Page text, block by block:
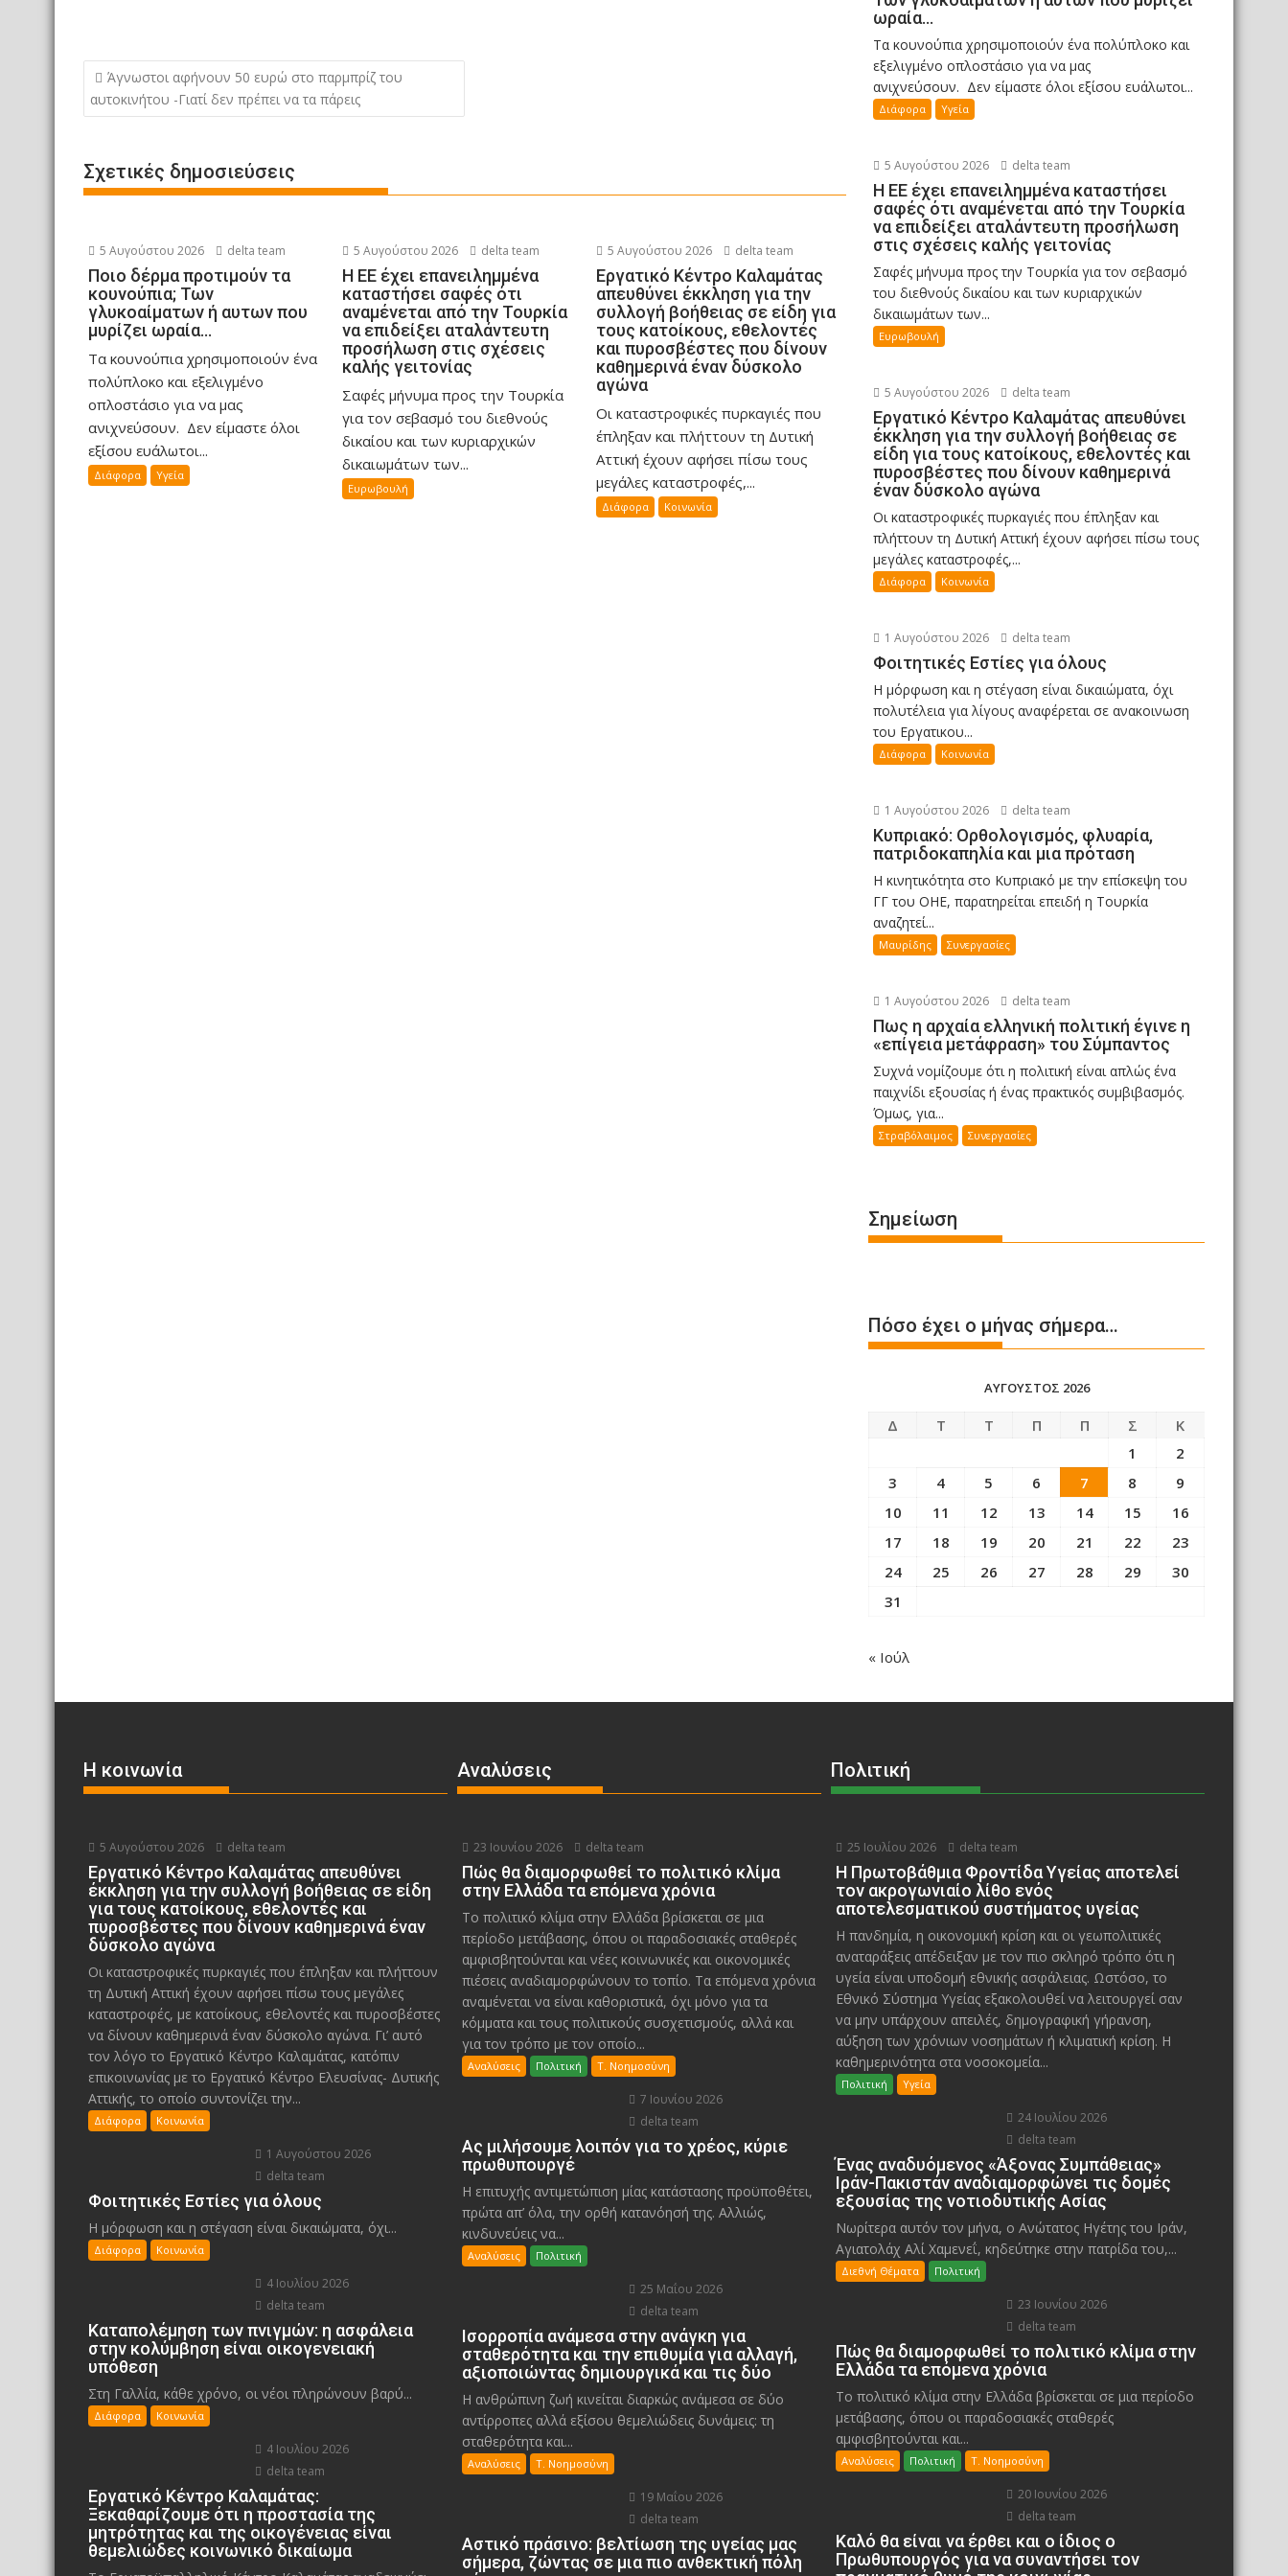
Πλοήγηση
άρθρων
Άγνωστοι αφήνουν 50 ευρώ στο παρμπρίζ του
αυτοκινήτου -Γιατί δεν πρέπει να τα πάρεις
Σχετικές δημοσιεύσεις
5 Αυγούστου 2026 delta team
Ποιο δέρμα προτιμούν τα
κουνούπια; Των
γλυκοαίματων ή αυτων που
μυρίζει ωραία…
Τα κουνούπια χρησιμοποιούν ένα
πολύπλοκο και εξελιγμένο
οπλοστάσιο για να μας
ανιχνεύσουν. Δεν είμαστε όλοι
εξίσου ευάλωτοι...
Διάφορα Υγεία
5 Αυγούστου 2026 delta team
Η ΕΕ έχει επανειλημμένα
καταστήσει σαφές ότι
αναμένεται από την Τουρκία
να επιδείξει αταλάντευτη
προσήλωση στις σχέσεις
καλής γειτονίας
Σαφές μήνυμα προς την Τουρκία
για τον σεβασμό του διεθνούς
δικαίου και των κυριαρχικών
δικαιωμάτων των...
Ευρωβουλή
5 Αυγούστου 2026 delta team
Εργατικό Κέντρο Καλαμάτας
απευθύνει έκκληση για την
συλλογή βοήθειας σε είδη για
τους κατοίκους, εθελοντές
και πυροσβέστες που δίνουν
καθημερινά έναν δύσκολο
αγώνα
Οι καταστροφικές πυρκαγιές που
έπληξαν και πλήττουν τη Δυτική
Αττική έχουν αφήσει πίσω τους
μεγάλες καταστροφές,...
Διάφορα Κοινωνία
ωραία…
Τα κουνούπια χρησιμοποιούν ένα πολύπλοκο και
εξελιγμένο οπλοστάσιο για να μας
ανιχνεύσουν. Δεν είμαστε όλοι εξίσου ευάλωτοι...
Διάφορα Υγεία
5 Αυγούστου 2026 delta team
Η ΕΕ έχει επανειλημμένα καταστήσει
σαφές ότι αναμένεται από την Τουρκία
να επιδείξει αταλάντευτη προσήλωση
στις σχέσεις καλής γειτονίας
Σαφές μήνυμα προς την Τουρκία για τον σεβασμό
του διεθνούς δικαίου και των κυριαρχικών
δικαιωμάτων των...
Ευρωβουλή
5 Αυγούστου 2026 delta team
Εργατικό Κέντρο Καλαμάτας απευθύνει
έκκληση για την συλλογή βοήθειας σε
είδη για τους κατοίκους, εθελοντές και
πυροσβέστες που δίνουν καθημερινά
έναν δύσκολο αγώνα
Οι καταστροφικές πυρκαγιές που έπληξαν και
πλήττουν τη Δυτική Αττική έχουν αφήσει πίσω τους
μεγάλες καταστροφές,...
Διάφορα Κοινωνία
1 Αυγούστου 2026 delta team
Φοιτητικές Εστίες για όλους
Η μόρφωση και η στέγαση είναι δικαιώματα, όχι
πολυτέλεια για λίγους αναφέρεται σε ανακοινωση
του Εργατικου...
Διάφορα Κοινωνία
1 Αυγούστου 2026 delta team
Κυπριακό: Ορθολογισμός, φλυαρία,
πατριδοκαπηλία και μια πρόταση
Η κινητικότητα στο Κυπριακό με την επίσκεψη του
ΓΓ του ΟΗΕ, παρατηρείται επειδή η Τουρκία
αναζητεί...
Μαυρίδης Συνεργασίες
1 Αυγούστου 2026 delta team
Πως η αρχαία ελληνική πολιτική έγινε η
«επίγεια μετάφραση» του Σύμπαντος
Συχνά νομίζουμε ότι η πολιτική είναι απλώς ένα
παιχνίδι εξουσίας ή ένας πρακτικός συμβιβασμός.
Όμως, για...
Στραβόλαιμος Συνεργασίες
Σημείωση
Πόσο έχει ο μήνας σήμερα…
ΑΎΓΟΥΣΤΟΣ 2026
Δ Τ Τ Π Π Σ
Κ
1
2
3
4 5 6 7 8
9
10
11 12 13 14 15
16
17
18 19 20 21 22
23
24
25 26 27 28 29
30
31
« Ιούλ
Η κοινωνία
5 Αυγούστου 2026 delta team
Εργατικό Κέντρο Καλαμάτας απευθύνει
έκκληση για την συλλογή βοήθειας σε είδη
για τους κατοίκους, εθελοντές και
πυροσβέστες που δίνουν καθημερινά έναν
δύσκολο αγώνα
Οι καταστροφικές πυρκαγιές που έπληξαν και πλήττουν
τη Δυτική Αττική έχουν αφήσει πίσω τους μεγάλες
καταστροφές, με κατοίκους, εθελοντές και πυροσβέστες
να δίνουν καθημερινά έναν δύσκολο αγώνα. Γι’ αυτό
τον λόγο το Εργατικό Κέντρο Καλαμάτας, κατόπιν
επικοινωνίας με το Εργατικό Κέντρο Ελευσίνας- Δυτικής
Αττικής, το οποίο συντονίζει την...
Διάφορα Κοινωνία
1 Αυγούστου 2026
delta team
Φοιτητικές Εστίες για όλους
Η μόρφωση και η στέγαση είναι δικαιώματα, όχι...
Διάφορα Κοινωνία
4 Ιουλίου 2026
delta team
Καταπολέμηση των πνιγμών: η ασφάλεια
στην κολύμβηση είναι οικογενειακή
υπόθεση
Στη Γαλλία, κάθε χρόνο, οι νέοι πληρώνουν βαρύ...
Διάφορα Κοινωνία
4 Ιουλίου 2026
delta team
Εργατικό Κέντρο Καλαμάτας:
Ξεκαθαρίζουμε ότι η προστασία της
μητρότητας και της οικογένειας είναι
θεμελιώδες κοινωνικό δικαίωμα
Αναλύσεις
23 Ιουνίου 2026 delta team
Πώς θα διαμορφωθεί το πολιτικό κλίμα
στην Ελλάδα τα επόμενα χρόνια
Το πολιτικό κλίμα στην Ελλάδα βρίσκεται σε μια
περίοδο μετάβασης, όπου οι παραδοσιακές σταθερές
αμφισβητούνται και νέες κοινωνικές και οικονομικές
πιέσεις αναδιαμορφώνουν το τοπίο. Τα επόμενα χρόνια
αναμένεται να είναι καθοριστικά, όχι μόνο για τα
κόμματα και τους πολιτικούς συσχετισμούς, αλλά και
για τον τρόπο με τον οποίο...
Αναλύσεις Πολιτική Τ. Νοημοσύνη
7 Ιουνίου 2026
delta team
Ας μιλήσουμε λοιπόν για το χρέος, κύριε
πρωθυπουργέ
Η επιτυχής αντιμετώπιση μίας κατάστασης προϋποθέτει,
πρώτα απ’ όλα, την ορθή κατανόησή της. Αλλιώς,
κινδυνεύεις να...
Αναλύσεις Πολιτική
25 Μαΐου 2026
delta team
Ισορροπία ανάμεσα στην ανάγκη για
σταθερότητα και την επιθυμία για αλλαγή,
αξιοποιώντας δημιουργικά και τις δύο
Η ανθρώπινη ζωή κινείται διαρκώς ανάμεσα σε δύο
αντίρροπες αλλά εξίσου θεμελιώδεις δυνάμεις: τη
σταθερότητα και...
Αναλύσεις Τ. Νοημοσύνη
19 Μαΐου 2026
delta team
Αστικό πράσινο: βελτίωση της υγείας μας
σήμερα, ζώντας σε μια πιο ανθεκτική πόλη
Πολιτική
25 Ιουλίου 2026 delta team
Η Πρωτοβάθμια Φροντίδα Υγείας αποτελεί
τον ακρογωνιαίο λίθο ενός
αποτελεσματικού συστήματος υγείας
Η πανδημία, η οικονομική κρίση και οι γεωπολιτικές
αναταράξεις απέδειξαν με τον πιο σκληρό τρόπο ότι η
υγεία είναι υποδομή εθνικής ασφάλειας. Ωστόσο, το
Εθνικό Σύστημα Υγείας εξακολουθεί να λειτουργεί σαν
να μην υπάρχουν απειλές, δημογραφική γήρανση,
αύξηση των χρόνιων νοσημάτων ή κλιματική κρίση. Η
καθημερινότητα στα νοσοκομεία...
Πολιτική Υγεία
24 Ιουλίου 2026
delta team
Ένας αναδυόμενος «Άξονας Συμπάθειας»
Ιράν-Πακιστάν αναδιαμορφώνει τις δομές
εξουσίας της νοτιοδυτικής Ασίας
Νωρίτερα αυτόν τον μήνα, ο Ανώτατος Ηγέτης του Ιράν,
Αγιατολάχ Αλί Χαμενεΐ, κηδεύτηκε στην πατρίδα του,...
Διεθνή Θέματα Πολιτική
23 Ιουνίου 2026
delta team
Πώς θα διαμορφωθεί το πολιτικό κλίμα στην
Ελλάδα τα επόμενα χρόνια
Το πολιτικό κλίμα στην Ελλάδα βρίσκεται σε μια περίοδο
μετάβασης, όπου οι παραδοσιακές σταθερές
αμφισβητούνται και...
Αναλύσεις Πολιτική Τ. Νοημοσύνη
20 Ιουνίου 2026
delta team
Καλό θα είναι να έρθει και ο ίδιος ο
Πρωθυπουργός για να συναντήσει τον